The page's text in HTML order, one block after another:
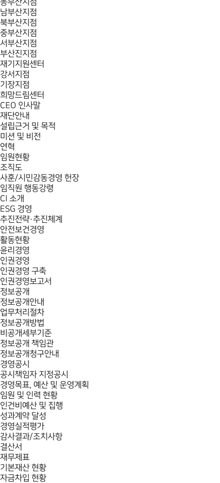
동부산지점
남부산지점
북부산지점
중부산지점
서부산지점
부산진지점
재기지원센터
강서지점
기장지점
희망드림센터
CEO 인사말
재단안내
설립근거 및 목적
미션 및 비전
연혁
임원현황
조직도
사훈/시민감동경영 헌장
임직원 행동강령
CI 소개
ESG 경영
추진전략·추진체계
안전보건경영
활동현황
윤리경영
인권경영
인권경영 구축
인권경영보고서
정보공개
정보공개안내
업무처리절차
정보공개방법
비공개세부기준
정보공개 책임관
정보공개청구안내
경영공시
공시책임자 지정공시
경영목표, 예산 및 운영계획
임원 및 인력 현황
인건비예산 및 집행
성과계약 달성
경영실적평가
감사결과/조치사항
결산서
재무제표
기본재산 현황
자금차입 현황